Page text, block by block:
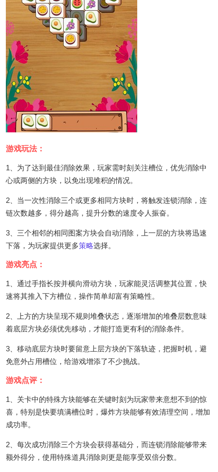
游戏玩法：
1、为了达到最佳消除效果，玩家需时刻关注槽位，优先消除中
心或两侧的方块，以免出现堆积的情况。
2、当一次性消除三个或更多相同方块时，将触发连锁消除，连
链次数越多，得分越高，提升分数的速度令人振奋。
3、三个相邻的相同图案方块会自动消除，上一层的方块将迅速
下落，为玩家提供更多策略选择。
游戏亮点：
1、通过手指长按并横向滑动方块，玩家能灵活调整其位置，快
速将其推入下方槽位，操作简单却富有策略性。
2、上方的方块呈现不规则堆叠状态，逐渐增加的堆叠层数意味
着底层方块必须优先移动，才能打造更有利的消除条件。
3、移动底层方块时要留意上层方块的下落轨迹，把握时机，避
免意外占用槽位，给游戏增添了不少挑战。
游戏点评：
1、关卡中的特殊方块能够在关键时刻为玩家带来意想不到的惊
喜，特别是快要填满槽位时，爆炸方块能够有效清理空间，增加
成功率。
2、每次成功消除三个方块会获得基础分，而连锁消除能够带来
额外得分，使用特殊道具消除则更是能享受双倍分数。